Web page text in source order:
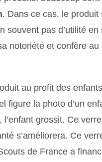
. Dans ce cas, le produit
souvent pas d’utilité
notoriété et confère
au profit des
figure la photo d’un
grossit. Ce
s’améliorera. Ce
de France a